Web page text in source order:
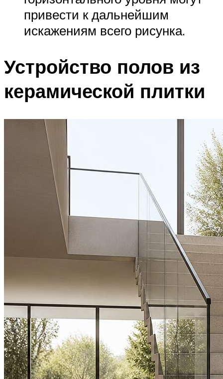
привести к дальнейшим
искажениям всего рисунка.
Устройство полов из
керамической плитки